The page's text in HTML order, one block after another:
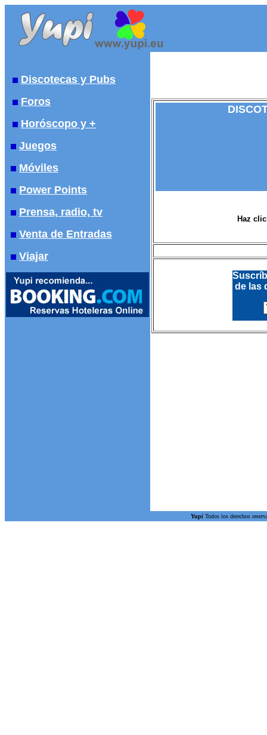
Discotecas y Pubs
Foros
Horóscopo y +
Juegos
Móviles
Power Points
Prensa, radio, tv
Venta de Entradas
Viajar
Haz
de las
Yupi Todos los derechos